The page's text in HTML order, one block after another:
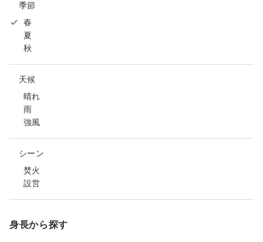
季節
春
夏
秋
天候
晴れ
雨
強風
シーン
焚火
設営
身長から探す